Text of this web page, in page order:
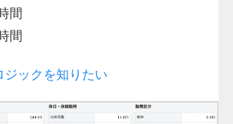
間
間
ジックを知りたい